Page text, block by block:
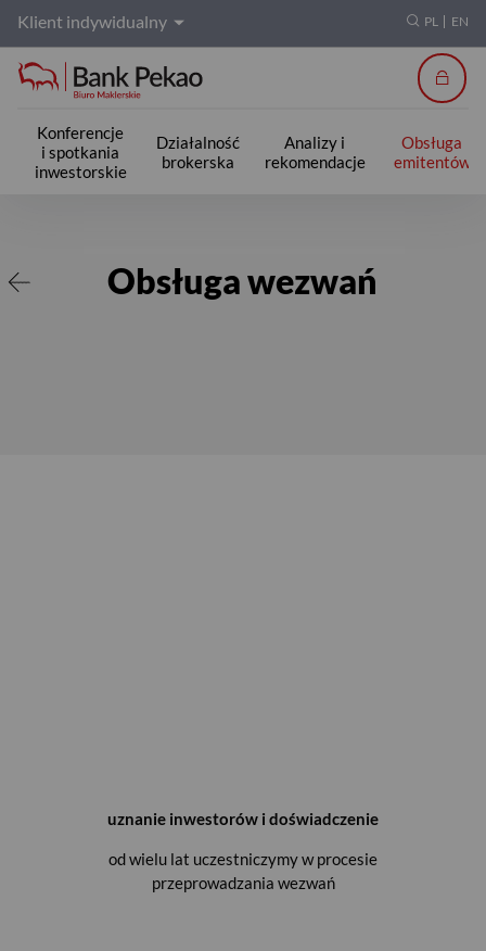
Klient indywidualny PL EN
Konferencje
i spotkania
inwestorskie
Działalność
brokerska
Analizy i
rekomendacje
Obsługa
emitentów
Obsługa wezwań
uznanie inwestorów i doświadczenie
od wielu lat uczestniczymy w procesie
przeprowadzania wezwań